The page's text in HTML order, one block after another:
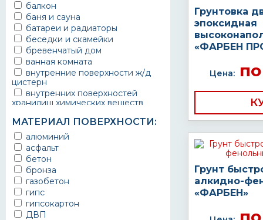
балкон
баня и сауна
батареи и радиаторы
беседки и скамейки
бревенчатый дом
ванная комната
внутренние поверхности ж/д
цистерн
внутренних поверхностей
хранилищ химических веществ
ворота
выхлопные системы
автомобилей
газопроводы
гараж
гидротехнические сооружения
городской транспорт
грузовые вагоны
двери металлические
МАТЕРИАЛ ПОВЕРХНОСТИ:
алюминий
асфальт
бетон
бронза
газобетон
гипс
гипсокартон
ДВП
Грунтовка
эпоксидная
«ФАРБЕН
Цена:по
Грунт
алкидно-
«ФАРБЕН»